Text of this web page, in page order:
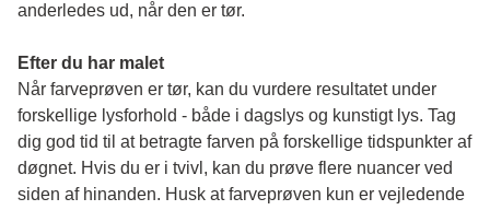
anderledes ud, når den er tør.
Efter du har malet
Når farveprøven er tør, kan du vurdere resultatet under
forskellige lysforhold - både i dagslys og kunstigt lys. Tag
dig god tid til at betragte farven på forskellige tidspunkter af
døgnet. Hvis du er i tvivl, kan du prøve flere nuancer ved
siden af hinanden. Husk at farveprøven kun er vejledende